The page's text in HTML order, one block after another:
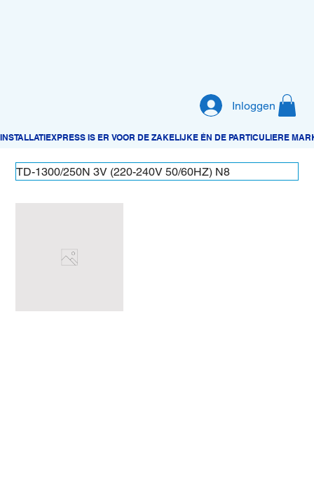
Inloggen
TD-1300/250N 3V (220-240V 50/60HZ) N8